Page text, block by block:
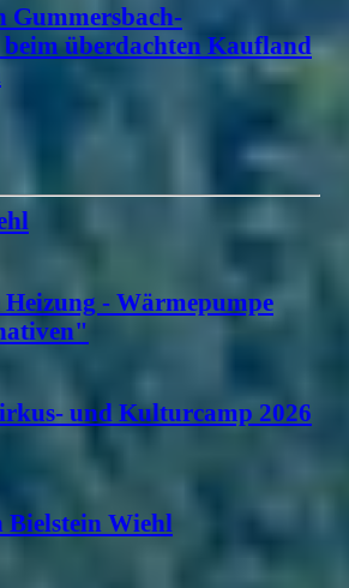
Gummersbach-
überdachten Kaufland
- Wärmepumpe
und Kulturcamp 2026
Bielstein Wiehl